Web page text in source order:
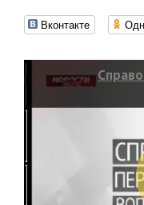
Вконтакте